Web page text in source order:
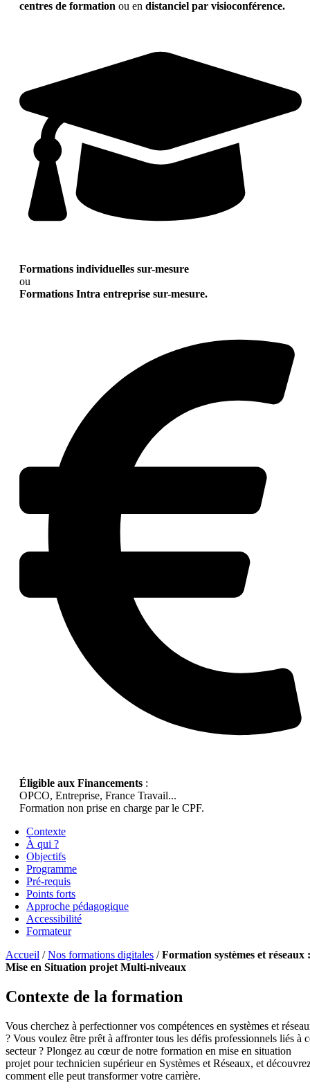
centres de formation ou en distanciel par visioconférence.
Formations individuelles sur-mesure
ou
Formations Intra entreprise sur-mesure.
Éligible aux Financements :
OPCO, Entreprise, France Travail...
Formation non prise en charge par le CPF.
Contexte
À qui ?
Objectifs
Programme
Pré-requis
Points forts
Approche pédagogique
Accessibilité
Formateur
Accueil /Nos formations digitales /Formation systèmes et réseaux :
Mise en Situation projet Multi-niveaux
Contexte de la formation
Vous cherchez à perfectionner vos compétences en systèmes et
? Vous voulez être prêt à affronter tous les défis professionnels liés à
secteur ? Plongez au cœur de notre formation en mise en situation
projet pour technicien supérieur en Systèmes et Réseaux, et
comment elle peut transformer votre carrière.